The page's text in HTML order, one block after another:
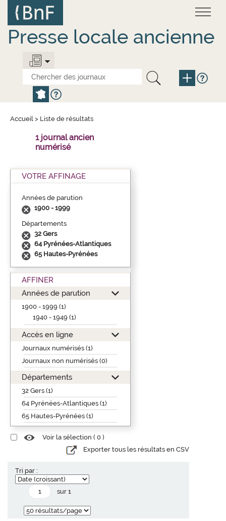
contenu
principal
Presse locale ancienne
Accueil > Liste de résultats
1 journal ancien
numérisé
VOTRE AFFINAGE
Années de parution
1900 - 1999
Départements
32 Gers
64 Pyrénées-Atlantiques
65 Hautes-Pyrénées
AFFINER
Années de parution
1900 - 1999 (1)
1940 - 1949 (1)
Accès en ligne
Journaux numérisés (1)
Journaux non numérisés (0)
Départements
32 Gers (1)
64 Pyrénées-Atlantiques (1)
65 Hautes-Pyrénées (1)
Voir la sélection ( 0 )
Exporter tous les résultats en CSV
Tri par :
sur 1
Panneau de gestion des cookies